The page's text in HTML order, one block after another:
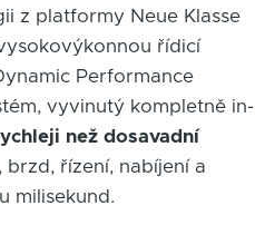
z platformy Neue Klasse
řídicí
Performance
vyvinutý kompletně in-
než dosavadní
řízení, nabíjení a
milisekund.